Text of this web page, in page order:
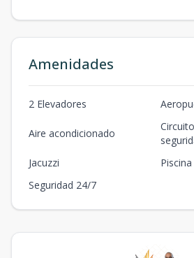
Amenidades
2 Elevadores
Aire acondicionado
Jacuzzi
Piscina
Seguridad 24/7